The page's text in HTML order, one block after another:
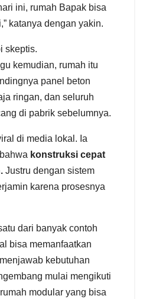
ini, rumah Bapak bisa
katanya dengan yakin.
skeptis.
kemudian, rumah itu
panel beton
ringan, dan seluruh
di pabrik sebelumnya.
di media lokal. Ia
konstruksi cepat
Justru dengan sistem
karena prosesnya
dari banyak contoh
bisa memanfaatkan
kebutuhan
mulai mengikuti
modular yang bisa